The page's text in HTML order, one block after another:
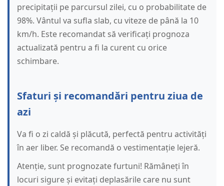
precipitații pe parcursul zilei, cu o probabilitate de
98%. Vântul va sufla slab, cu viteze de până la 10
km/h. Este recomandat să verificați prognoza
actualizată pentru a fi la curent cu orice
schimbare.
Sfaturi și recomandări pentru ziua de
azi
Va fi o zi caldă și plăcută, perfectă pentru activități
în aer liber. Se recomandă o vestimentație lejeră.
Atenție, sunt prognozate furtuni! Rămâneți în
locuri sigure și evitați deplasările care nu sunt